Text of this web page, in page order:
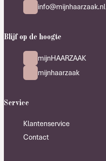
info@mijnhaarzaak.nl
Blijf op de hoogte
mijnHAARZAAK
mijnhaarzaak
Service
Klantenservice
Contact